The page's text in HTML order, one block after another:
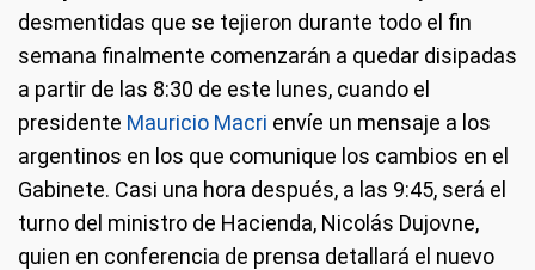
desmentidas que se tejieron durante todo el fin
semana finalmente comenzarán a quedar disipadas
a partir de las 8:30 de este lunes, cuando el
presidente Mauricio Macri envíe un mensaje a los
argentinos en los que comunique los cambios en el
Gabinete. Casi una hora después, a las 9:45, será el
turno del ministro de Hacienda, Nicolás Dujovne,
quien en conferencia de prensa detallará el nuevo